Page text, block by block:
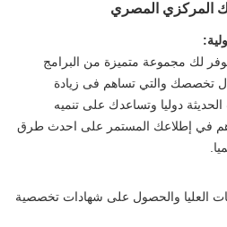
المركزي المصري
لك مجموعة متميزة من البرامج
تخصصك والتي تساهم فى زيادة
الحديثة دوليا وتساعدك على تنميه
في إطلاعك المستمر على احدث طرق
العليا والحصول على شهادات تخصصية